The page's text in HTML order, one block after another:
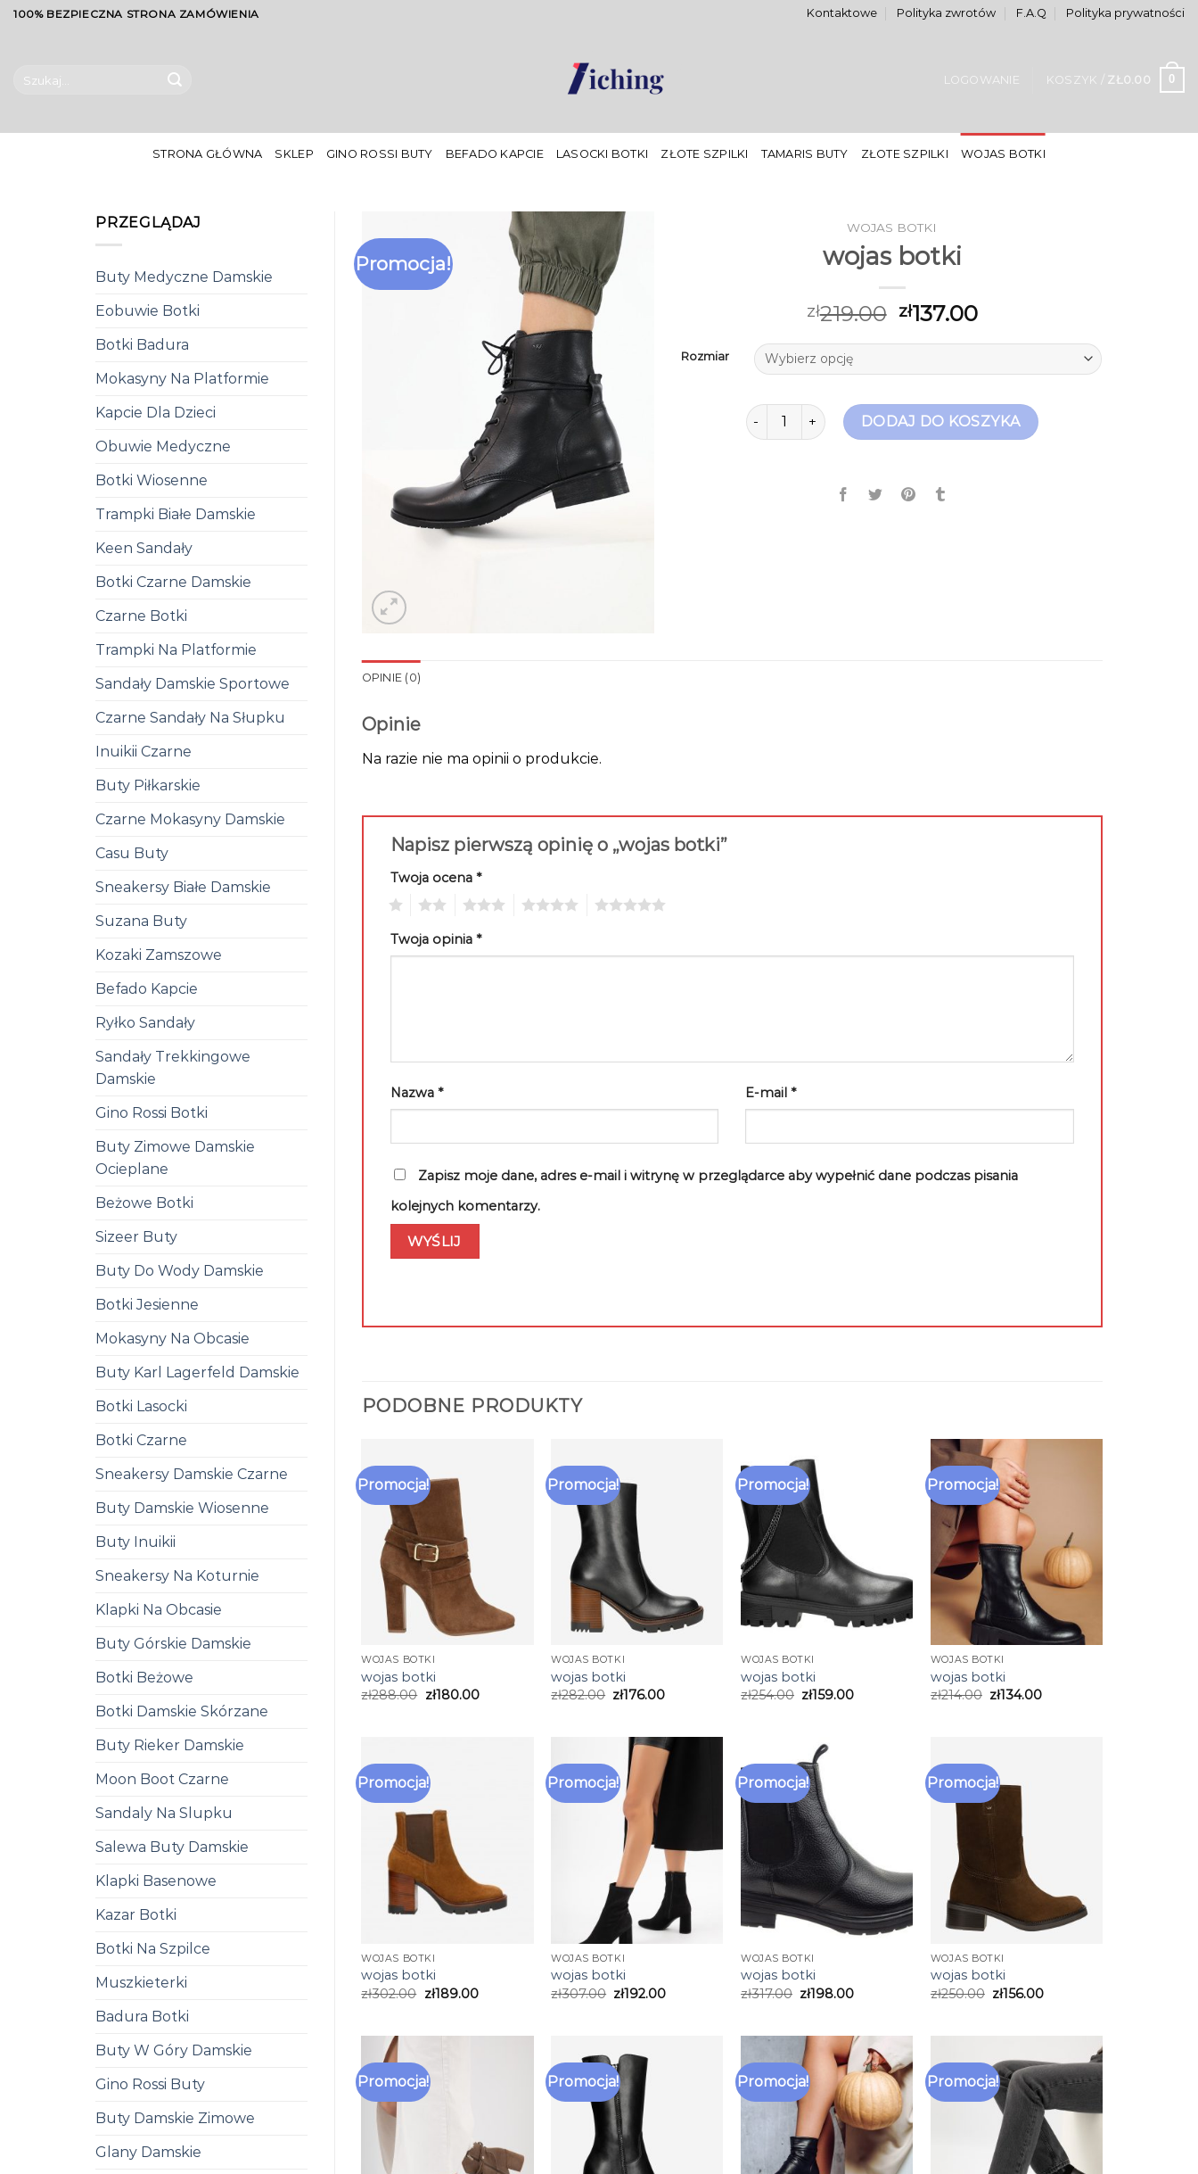
Skip100% BEZPIECZNA STRONA ZAMÓWIENIA Kontaktowe Polityka zwrotów F.A.Q Polityka prywatności
LOGOWANIE KOSZYK / ZŁ 0.00 0
STRONA GŁÓWNA SKLEP GINO ROSSI BUTY BEFADO KAPCIE LASOCKI BOTKI ZŁOTE SZPILKI TAMARIS BUTY ZŁOTE SZPILKI WOJAS BOTKI
PRZEGLĄDAJ
Buty Medyczne Damskie
Eobuwie Botki
Botki Badura
Mokasyny Na Platformie
Kapcie Dla Dzieci
Obuwie Medyczne
Botki Wiosenne
Trampki Białe Damskie
Keen Sandały
Botki Czarne Damskie
Czarne Botki
Trampki Na Platformie
Sandały Damskie Sportowe
Czarne Sandały Na Słupku
Inuikii Czarne
Buty Piłkarskie
Czarne Mokasyny Damskie
Casu Buty
Sneakersy Białe Damskie
Suzana Buty
Kozaki Zamszowe
Befado Kapcie
Ryłko Sandały
Sandały Trekkingowe
Damskie
Gino Rossi Botki
Buty Zimowe Damskie
Ocieplane
Beżowe Botki
Sizeer Buty
Buty Do Wody Damskie
Botki Jesienne
Mokasyny Na Obcasie
Buty Karl Lagerfeld Damskie
Botki Lasocki
Botki Czarne
Sneakersy Damskie Czarne
Buty Damskie Wiosenne
Buty Inuikii
Sneakersy Na Koturnie
Klapki Na Obcasie
Buty Górskie Damskie
Botki Beżowe
Botki Damskie Skórzane
Buty Rieker Damskie
Moon Boot Czarne
Sandaly Na Slupku
Salewa Buty Damskie
Klapki Basenowe
Kazar Botki
Botki Na Szpilce
Muszkieterki
Badura Botki
Buty W Góry Damskie
Gino Rossi Buty
Buty Damskie Zimowe
Glany Damskie
Promocja!
WOJAS BOTKI
wojas botki
zł219.00 zł137.00
Rozmiar
ilość wojas botki DODAJ DO KOSZYKA
OPINIE (0)
Opinie
Na razie nie ma opinii o produkcie.
Napisz pierwszą opinię o „wojas botki”
Twoja ocena *
Twoja opinia *
Nazwa * E-mail*
Zapisz moje dane, adres e-mail i witrynę w przeglądarce aby wypełnić dane podczas pisania
kolejnych komentarzy.
PODOBNE PRODUKTY
Promocja!
WOJAS BOTKI
wojas botki
zł288.00 zł180.00
Promocja!
WOJAS BOTKI
wojas botki
zł282.00 zł176.00
Promocja!
WOJAS BOTKI
wojas botki
zł254.00 zł159.00
Promocja!
WOJAS BOTKI
wojas botki
zł214.00 zł134.00
Promocja!
WOJAS BOTKI
wojas botki
zł302.00 zł189.00
Promocja!
WOJAS BOTKI
wojas botki
zł307.00 zł192.00
Promocja!
WOJAS BOTKI
wojas botki
zł317.00 zł198.00
Promocja!
WOJAS BOTKI
wojas botki
zł250.00 zł156.00
Promocja! Promocja! Promocja! Promocja!